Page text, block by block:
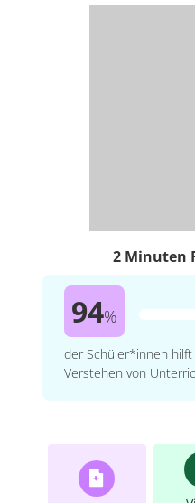
2 Minuten
94%
der Schüler*innen
Verstehen von